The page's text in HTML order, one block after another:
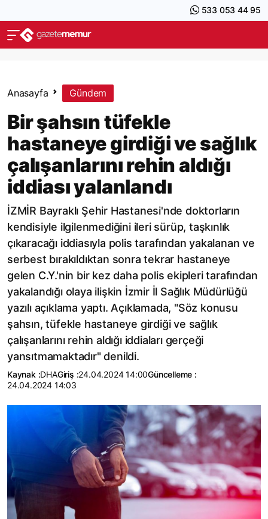
533 053 44 95
Anasayfa Gündem
Bir şahsın tüfekle
hastaneye girdiği ve sağlık
çalışanlarını rehin aldığı
iddiası yalanlandı
İZMİR Bayraklı Şehir Hastanesi'nde doktorların
kendisiyle ilgilenmediğini ileri sürüp, taşkınlık
çıkaracağı iddiasıyla polis tarafından yakalanan ve
serbest bırakıldıktan sonra tekrar hastaneye
gelen C.Y.'nin bir kez daha polis ekipleri tarafından
yakalandığı olaya ilişkin İzmir İl Sağlık Müdürlüğü
yazılı açıklama yaptı. Açıklamada, "Söz konusu
şahsın, tüfekle hastaneye girdiği ve sağlık
çalışanlarını rehin aldığı iddiaları gerçeği
yansıtmamaktadır" denildi.
Kaynak :DHAGiriş :24.04.2024 14:00Güncelleme :
24.04.2024 14:03